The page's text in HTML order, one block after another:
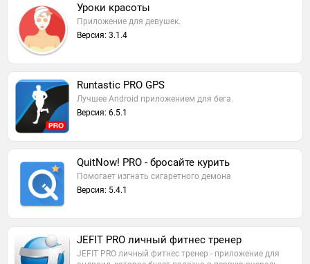
Уроки красоты
Приложение для девушек.
Версия: 3.1.4
Runtastic PRO GPS
Лучшее Android приложением для бега.
Версия: 6.5.1
QuitNow! PRO - бросайте курить
Помогает изгнать сигаретного демона
Версия: 5.4.1
JEFIT PRO личный фитнес тренер
JEFIT PRO личный фитнес тренер - приложение для